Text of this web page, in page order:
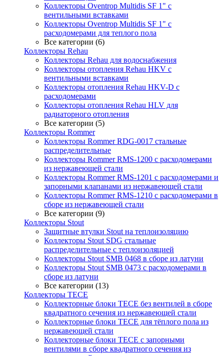
Коллекторы Oventrop Multidis SF 1" с
вентильными вставками
Коллекторы Oventrop Multidis SF 1" с
расходомерами для теплого пола
Все категории (6)
Коллекторы Rehau
Коллекторы Rehau для водоснабжения
Коллекторы отопления Rehau HKV с
вентильными вставками
Коллекторы отопления Rehau HKV-D с
расходомерами
Коллекторы отопления Rehau HLV для
радиаторного отопления
Все категории (5)
Коллекторы Rommer
Коллекторы Rommer RDG-0017 стальные
распределительные
Коллекторы Rommer RMS-1200 с расходомерами
из нержавеющей стали
Коллекторы Rommer RMS-1201 с расходомерами и
запорными клапанами из нержавеющей стали
Коллекторы Rommer RMS-1210 с расходомерами в
сборе из нержавеющей стали
Все категории (9)
Коллекторы Stout
Защитные втулки Stout на теплоизоляцию
Коллекторы Stout SDG стальные
распределительные с теплоизоляцией
Коллекторы Stout SMB 0468 в сборе из латуни
Коллекторы Stout SMB 0473 с расходомерами в
сборе из латуни
Все категории (13)
Коллекторы TECE
Коллекторные блоки TECE без вентилей в сборе
квадратного сечения из нержавеющей стали
Коллекторные блоки TECE для тёплого пола из
нержавеющей стали
Коллекторные блоки TECE с запорными
вентилями в сборе квадратного сечения из